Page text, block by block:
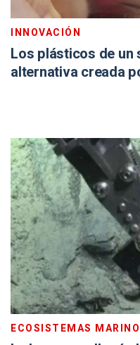
INNOVACIÓN
Los plásticos de un
alternativa creada
ECOSISTEMAS